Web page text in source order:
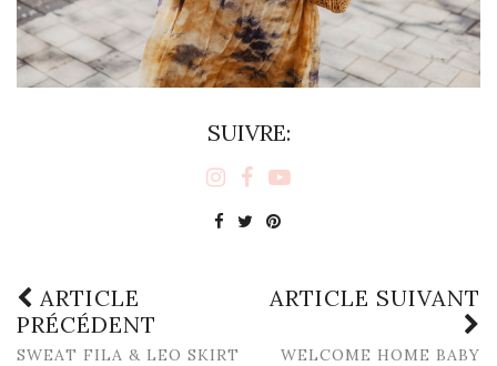
SUIVRE:
ARTICLE
PRÉCÉDENT
SWEAT FILA & LEO SKIRT
ARTICLE SUIVANT
WELCOME HOME BABY